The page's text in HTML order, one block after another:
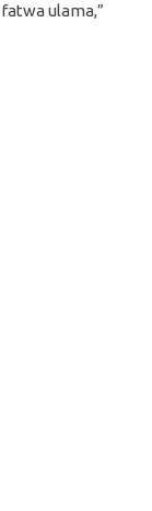
ulama,”